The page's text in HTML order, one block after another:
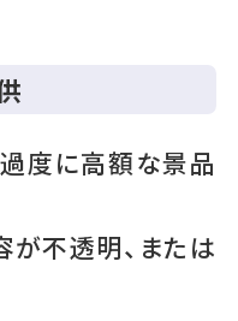
度に高額な景品
不透明、または